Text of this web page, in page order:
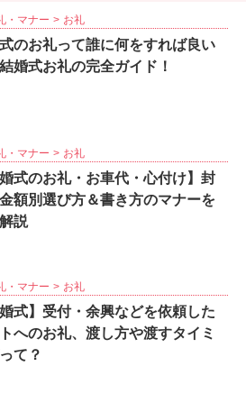
・マナー お礼
のお礼って誰に何をすれば良い
婚式お礼の完全ガイド！
・マナー お礼
婚式のお礼・お車代・心付け】封
額別選び方＆書き方のマナーを
説
・マナー お礼
婚式】受付・余興などを依頼した
へのお礼、渡し方や渡すタイミ
て？